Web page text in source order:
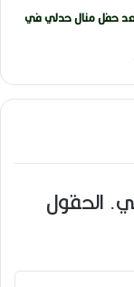
حفل منال حدلي في
الحقول